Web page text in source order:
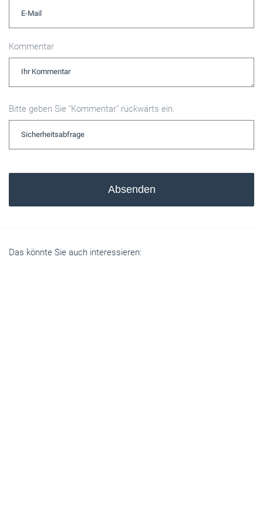
Kommentar
Bitte geben Sie "Kommentar" rückwärts ein.
Absenden
Das könnte Sie auch interessieren: